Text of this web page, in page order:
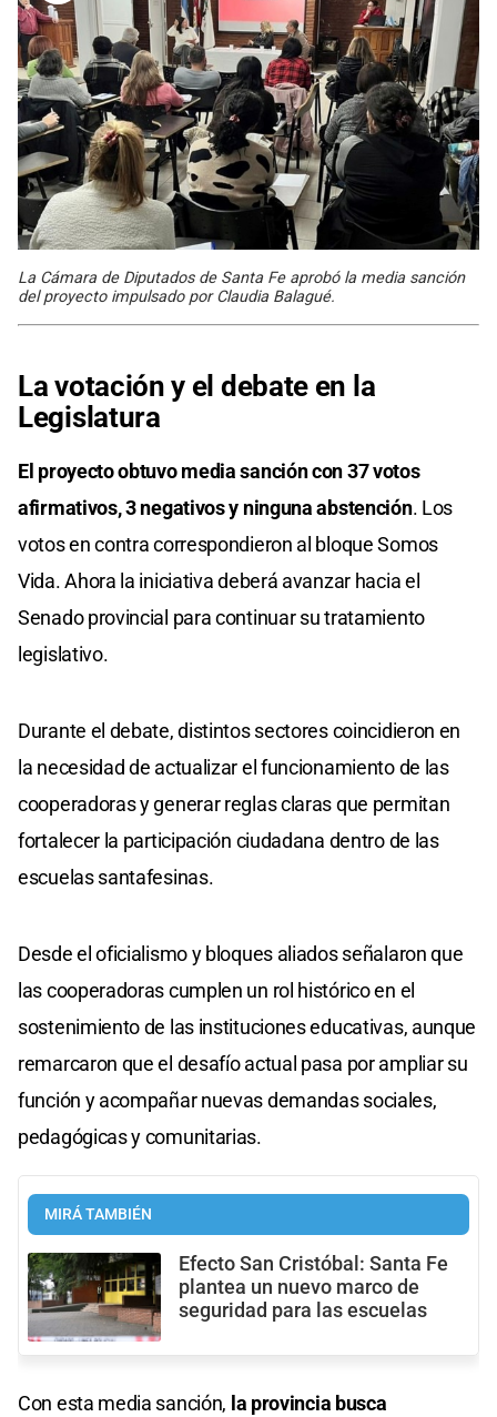
La Cámara de Diputados de Santa Fe aprobó la media sanción
del proyecto impulsado por Claudia Balagué.
La votación y el debate en la
Legislatura
El proyecto obtuvo media sanción con 37 votos
afirmativos, 3 negativos y ninguna abstención. Los
votos en contra correspondieron al bloque Somos
Vida. Ahora la iniciativa deberá avanzar hacia el
Senado provincial para continuar su tratamiento
legislativo.
Durante el debate, distintos sectores coincidieron en
la necesidad de actualizar el funcionamiento de las
cooperadoras y generar reglas claras que permitan
fortalecer la participación ciudadana dentro de las
escuelas santafesinas.
Desde el oficialismo y bloques aliados señalaron que
las cooperadoras cumplen un rol histórico en el
sostenimiento de las instituciones educativas, aunque
remarcaron que el desafío actual pasa por ampliar su
función y acompañar nuevas demandas sociales,
pedagógicas y comunitarias.
MIRÁ TAMBIÉN
Efecto San Cristóbal: Santa Fe
plantea un nuevo marco de
seguridad para las escuelas
Con esta media sanción, la provincia busca